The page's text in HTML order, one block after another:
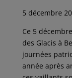
5 décembre
Ce 5
des Glacis à
journées
année après